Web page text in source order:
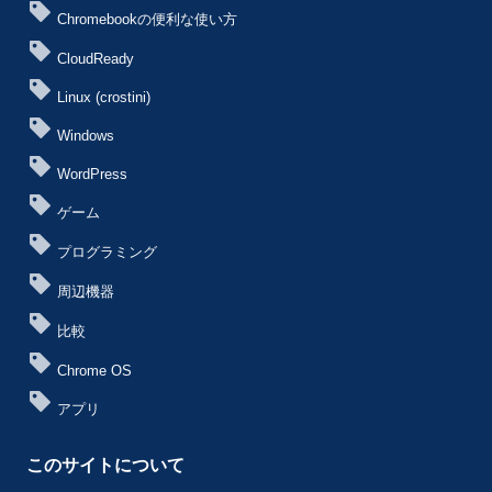
Chromebookの便利な使い方
CloudReady
Linux (crostini)
Windows
WordPress
ゲーム
プログラミング
周辺機器
比較
Chrome OS
アプリ
このサイトについて